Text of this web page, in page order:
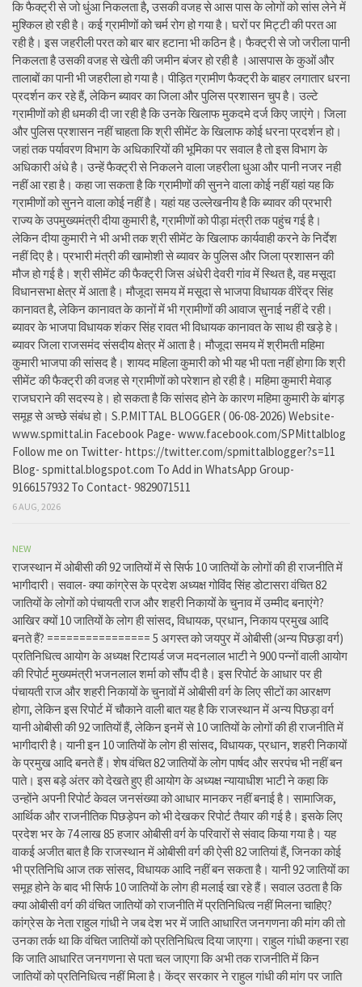
कि फैक्ट्री से जो धुंआ निकलता है, उसकी वजह से आस पास के लोगों को सांस लेने में
मुश्किल हो रही है। कई ग्रामीणों को चर्म रोग हो गया है। घरों पर मिट्टी की परत आ
रही है। इस जहरीली परत को बार बार हटाना भी कठिन है। फैक्ट्री से जो जरीला पानी
निकलता है उसकी वजह से खेती की जमीन बंजर हो रही है ।आसपास के कुओं और
तालाबों का पानी भी जहरीला हो गया है। पीड़ित ग्रामीण फैक्ट्री के बाहर लगातार धरना
प्रदर्शन कर रहे हैं, लेकिन ब्यावर का जिला और पुलिस प्रशासन चुप है। उल्टे
ग्रामीणों को ही धमकी दी जा रही है कि उनके खिलाफ मुकदमे दर्ज किए जाएंगे। जिला
और पुलिस प्रशासन नहीं चाहता कि श्री सीमेंट के खिलाफ कोई धरना प्रदर्शन हो।
जहां तक पर्यावरण विभाग के अधिकारियों की भूमिका पर सवाल है तो इस विभाग के
अधिकारी अंधे है। उन्हें फैक्ट्री से निकलने वाला जहरीला धुआ और पानी नजर नही
नहीं आ रहा है। कहा जा सकता है कि ग्रामीणों की सुनने वाला कोई नहीं यहां यह कि
ग्रामीणों को सुनने वाला कोई नहीं है। यहां यह उल्लेखनीय है कि ब्यावर की प्रभारी
राज्य के उपमुख्यमंत्री दीया कुमारी है, ग्रामीणों को पीड़ा मंत्री तक पहुंच गई है।
लेकिन दीया कुमारी ने भी अभी तक श्री सीमेंट के खिलाफ कार्यवाही करने के निर्देश
नहीं दिए है। प्रभारी मंत्री की खामोशी से ब्यावर के पुलिस और जिला प्रशासन की
मौज हो गई है। श्री सीमेंट की फैक्ट्री जिस अंधेरी देवरी गांव में स्थित है, वह मसूदा
विधानसभा क्षेत्र में आता है। मौजूदा समय में मसूदा से भाजपा विधायक वीरेंद्र सिंह
कानावत है, लेकिन कानावत के कानों में भी ग्रामीणों की आवाज सुनाई नहीं दे रही।
ब्यावर के भाजपा विधायक शंकर सिंह रावत भी विधायक कानावत के साथ ही खड़े हे।
ब्यावर जिला राजसमंद संसदीय क्षेत्र में आता है। मौजूदा समय में श्रीमती महिमा
कुमारी भाजपा की सांसद है। शायद महिला कुमारी को भी यह भी पता नहीं होगा कि श्री
सीमेंट की फैक्ट्री की वजह से ग्रामीणों को परेशान हो रही है। महिमा कुमारी मेवाड़
राजघराने की सदस्य हे। हो सकता है कि सांसद होने के कारण महिमा कुमारी के बांगड़
समूह से अच्छे संबंध हो। S.P.MITTAL BLOGGER ( 06-08-2026) Website-
www.spmittal.in Facebook Page- www.facebook.com/SPMittalblog
Follow me on Twitter- https://twitter.com/spmittalblogger?s=11
Blog- spmittal.blogspot.com To Add in WhatsApp Group-
9166157932 To Contact- 9829071511
6 AUG, 2026
NEW
राजस्थान में ओबीसी की 92 जातियों में से सिर्फ 10 जातियों के लोगों की ही राजनीति में
भागीदारी। सवाल- क्या कांग्रेस के प्रदेश अध्यक्ष गोविंद सिंह डोटासरा वंचित 82
जातियों के लोगों को पंचायती राज और शहरी निकायों के चुनाव में उम्मीद बनाएंगे?
आखिर क्यों 10 जातियों के लोग ही सांसद, विधायक, प्रधान, निकाय प्रमुख आदि
बनते हैं? ================ 5 अगस्त को जयपुर में ओबीसी (अन्य पिछड़ा वर्ग)
प्रतिनिधित्व आयोग के अध्यक्ष रिटायर्ड जज मदनलाल भाटी ने 900 पन्नों वाली आयोग
की रिपोर्ट मुख्यमंत्री भजनलाल शर्मा को सौंप दी है। इस रिपोर्ट के आधार पर ही
पंचायती राज और शहरी निकायों के चुनावों में ओबीसी वर्ग के लिए सीटों का आरक्षण
होगा, लेकिन इस रिपोर्ट में चौकाने वाली बात यह है कि राजस्थान में अन्य पिछड़ा वर्ग
यानी ओबीसी की 92 जातियों हैं, लेकिन इनमें से 10 जातियों के लोगों की ही राजनीति में
भागीदारी है। यानी इन 10 जातियों के लोग ही सांसद, विधायक, प्रधान, शहरी निकायों
के प्रमुख आदि बनते हैं। शेष वंचित 82 जातियों के लोग पार्षद और सरपंच भी नहीं बन
पाते। इस बड़े अंतर को देखते हुए ही आयोग के अध्यक्ष न्यायाधीश भाटी ने कहा कि
उन्होंने अपनी रिपोर्ट केवल जनसंख्या को आधार मानकर नहीं बनाई है। सामाजिक,
आर्थिक और राजनीतिक पिछड़ेपन को भी देखकर रिपोर्ट तैयार की गई है। इसके लिए
प्रदेश भर के 74 लाख 85 हजार ओबीसी वर्ग के परिवारों से संवाद किया गया है। यह
वाकई अजीत बात है कि राजस्थान में ओबीसी वर्ग की ऐसी 82 जातियां हैं, जिनका कोई
भी प्रतिनिधि आज तक सांसद, विधायक आदि नहीं बन सकता है। यानी 92 जातियों का
समूह होने के बाद भी सिर्फ 10 जातियों के लोग ही मलाई खा रहे हैं। सवाल उठता है कि
क्या ओबीसी वर्ग की वंचित जातियों को राजनीति में प्रतिनिधित्व नहीं मिलना चाहिए?
कांग्रेस के नेता राहुल गांधी ने जब देश भर में जाति आधारित जनगणना की मांग की तो
उनका तर्क था कि वंचित जातियों को प्रतिनिधित्व दिया जाएगा। राहुल गांधी कहना रहा
कि जाति आधारित जनगणना से पता चल जाएगा कि अभी तक राजनीति में किन
जातियों को प्रतिनिधित्व नहीं मिला है। केंद्र सरकार ने राहुल गांधी की मांग पर जाति